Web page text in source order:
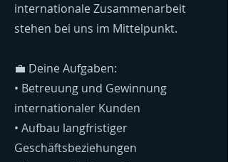
internationale Zusammenarbeit
stehen bei uns im Mittelpunkt.
💼 Deine Aufgaben:
•⁠ ⁠Betreuung und Gewinnung
internationaler Kunden
•⁠ ⁠Aufbau langfristiger
Geschäftsbeziehungen